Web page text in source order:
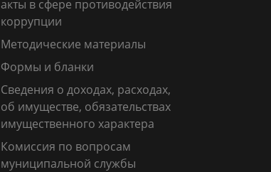
акты в сфере противодействия
коррупции
Методические материалы
Формы и бланки
Сведения о доходах, расходах,
об имуществе, обязательствах
имущественного характера
Комиссия по вопросам
муниципальной службы